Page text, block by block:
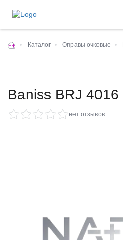
• Каталог • Оправы очковые •
Baniss BRJ 4016
нет отзывов